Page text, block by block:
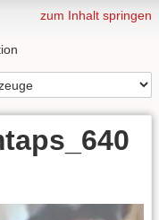
zum Inhalt springen